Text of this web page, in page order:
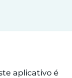
aplicativo é